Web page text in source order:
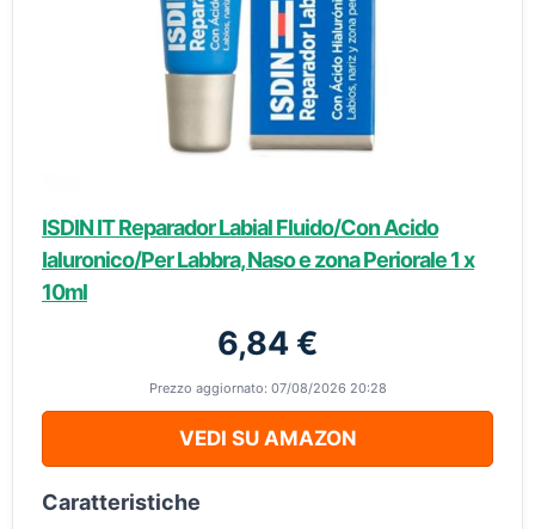
ISDIN IT Reparador Labial Fluido/Con Acido
Ialuronico/Per Labbra, Naso e zona Periorale 1 x
10ml
6,84 €
Prezzo aggiornato: 07/08/2026 20:28
VEDI SU AMAZON
Caratteristiche